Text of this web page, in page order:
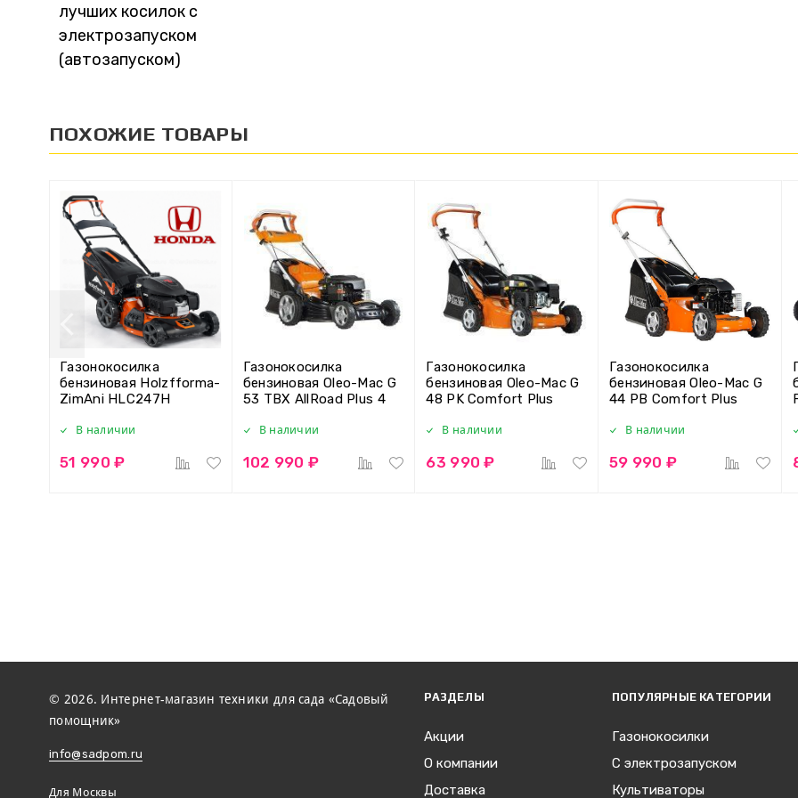
лучших косилок с
электрозапуском
(автозапуском)
ПОХОЖИЕ ТОВАРЫ
Газонокосилка
бензиновая Holzfforma-
ZimAni HLC247H
В наличии
51 990 ₽
Газонокосилка
бензиновая Oleo-Mac G
53 TBX AllRoad Plus 4
В наличии
102 990 ₽
Газонокосилка
бензиновая Oleo-Mac G
48 PK Comfort Plus
В наличии
63 990 ₽
Газонокосилка
бензиновая Oleo-Mac G
44 PB Comfort Plus
В наличии
59 990 ₽
© 2026. Интернет-магазин техники для сада «Садовый
помощник»
info@sadpom.ru
Для Москвы
РАЗДЕЛЫ
Акции
О компании
Доставка
ПОПУЛЯРНЫЕ КАТЕГОРИИ
Газонокосилки
С электрозапуском
Культиваторы